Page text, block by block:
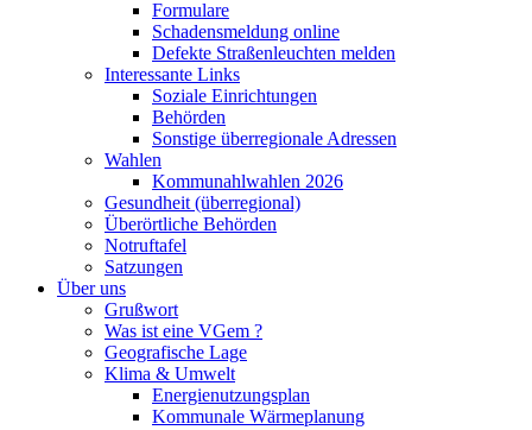
Formulare
Schadensmeldung online
Defekte Straßenleuchten melden
Interessante Links
Soziale Einrichtungen
Behörden
Sonstige überregionale Adressen
Wahlen
Kommunahlwahlen 2026
Gesundheit (überregional)
Überörtliche Behörden
Notruftafel
Satzungen
Über uns
Grußwort
Was ist eine VGem ?
Geografische Lage
Klima & Umwelt
Energienutzungsplan
Kommunale Wärmeplanung